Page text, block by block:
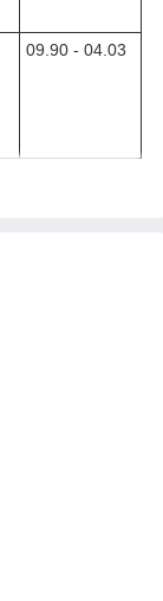
09.90 - 04.03